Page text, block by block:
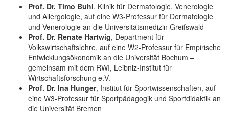
Prof. Dr. Timo Buhl, Klinik für Dermatologie, Venerologie
und Allergologie, auf eine W3-Professur für Dermatologie
und Venerologie an die Universitätsmedizin Greifswald
Prof. Dr. Renate Hartwig, Department für
Volkswirtschaftslehre, auf eine W2-Professur für Empirische
Entwicklungsökonomik an die Universität Bochum –
gemeinsam mit dem RWI, Leibniz-Institut für
Wirtschaftsforschung e.V.
Prof. Dr. Ina Hunger, Institut für Sportwissenschaften, auf
eine W3-Professur für Sportpädagogik und Sportdidaktik an
die Universität Bremen